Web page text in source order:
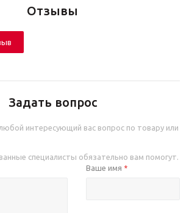
Отзывы
Задать вопрос
интересующий вас вопрос по товару или
специалисты обязательно вам помогут.
Ваше имя *